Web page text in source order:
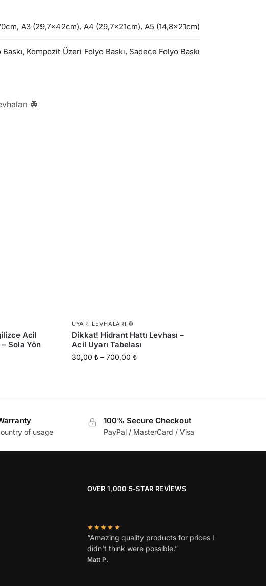
A3 (29,7x42cm), A4 (29,7x21cm), A5 (14,8x21cm)
Kompozit Üzeri Folyo Baskı, Sadece Folyo Baskı
👷
Acil
– Sola Yön
UYARI LEVHALARI 👷
Dikkat! Hidrant Hattı Levhası –
Acil Uyarı Tabelası
30,00₺ –700,00₺
of usage
100% Secure Checkout
PayPal / MasterCard / Visa
OVER 1,000 5-STAR REVIEWS
★★★★★
“Amazing quality products for prices I
didn’t think were possible.”
Matt P.